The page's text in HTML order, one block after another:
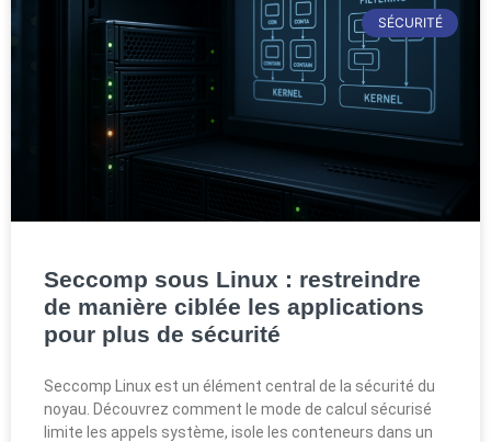
SÉCURITÉ
Seccomp sous Linux : restreindre
de manière ciblée les applications
pour plus de sécurité
Seccomp Linux est un élément central de la sécurité du
noyau. Découvrez comment le mode de calcul sécurisé
limite les appels système, isole les conteneurs dans un